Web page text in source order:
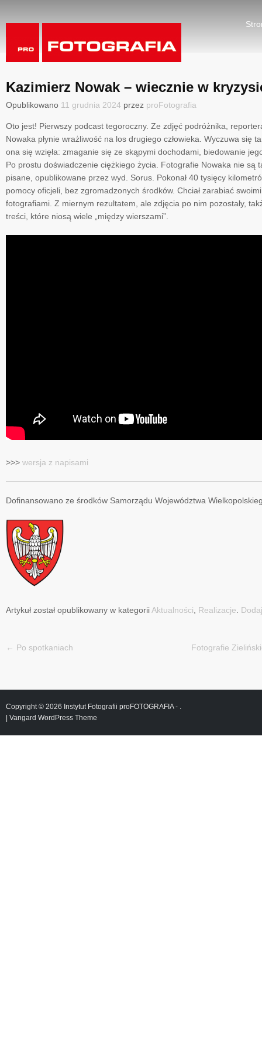
Kazimierz Nowak – wiecznie w
Opublikowano 11 grudnia 2024 przez proFotografia
Oto jest! Pierwszy podcast tegoroczny. Ze zdjęć podróżnika,
Nowaka płynie wrażliwość na los drugiego człowieka. Wyczuwa się
ona się wzięła: zmaganie się ze skąpymi dochodami, biedowanie
Po prostu doświadczenie ciężkiego życia. Fotografie Nowaka nie są
pisane, opublikowane przez wyd. Sorus. Pokonał 40 tysięcy
pomocy oficjeli, bez zgromadzonych środków. Chciał zarabiać
fotografiami. Z miernym rezultatem, ale zdjęcia po nim pozostały,
treści, które niosą wiele „między wierszami”.
>>> wersja z napisami
Dofinansowano ze środków Samorządu Województwa
Artykuł został opublikowany w kategorii Aktualności Realizacje
Nawigacja
← Po spotkaniach Fotografie
Copyright © 2026 Instytut Fotografii proFOTOGRAFIA- .
| Vangard WordPress Theme